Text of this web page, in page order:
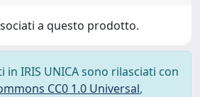
a questo prodotto.
IRIS UNICA sono rilasciati con
CC0 1.0 Universal,